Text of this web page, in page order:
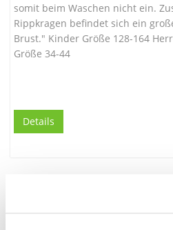
somit beim Waschen nicht ein.
Rippkragen befindet sich ein
Brust." Kinder Größe 128-164
Größe 34-44
Details